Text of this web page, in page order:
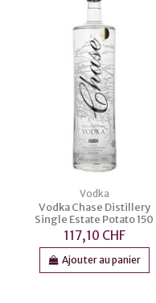
Vodka
Vodka Chase Distillery
Single Estate Potato 150
117,10 CHF
Ajouter au panier